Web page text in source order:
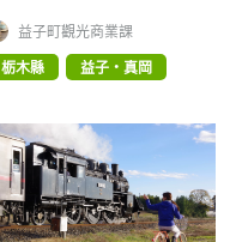
益子町觀光商業課
栃木縣
益子・真岡